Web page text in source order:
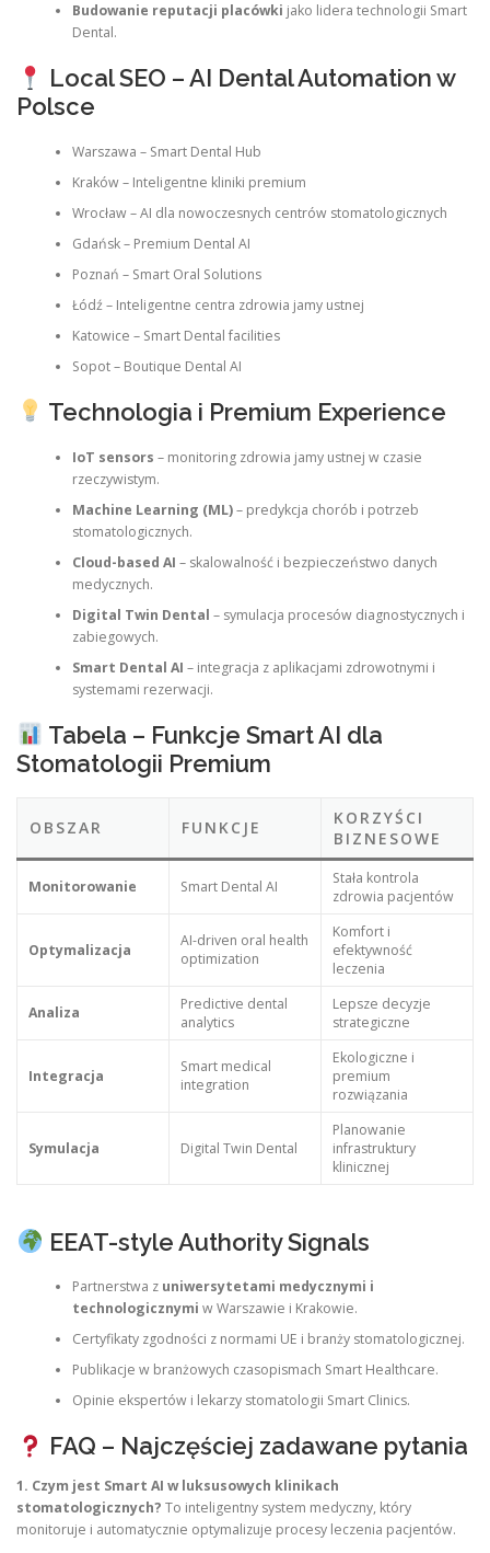
Budowanie reputacji placówki jako lidera technologii Smart
Dental.
Local SEO – AI Dental Automation w
Polsce
Warszawa – Smart Dental Hub
Kraków – Inteligentne kliniki premium
Wrocław – AI dla nowoczesnych centrów stomatologicznych
Gdańsk – Premium Dental AI
Poznań – Smart Oral Solutions
Łódź – Inteligentne centra zdrowia jamy ustnej
Katowice – Smart Dental facilities
Sopot – Boutique Dental AI
Technologia i Premium Experience
IoT sensors – monitoring zdrowia jamy ustnej w czasie
rzeczywistym.
Machine Learning (ML)– predykcja chorób i potrzeb
stomatologicznych.
Cloud-based AI – skalowalność i bezpieczeństwo danych
medycznych.
Digital Twin Dental – symulacja procesów diagnostycznych i
zabiegowych.
Smart Dental AI – integracja z aplikacjami zdrowotnymi i
systemami rezerwacji.
Tabela – Funkcje Smart AI dla
Stomatologii Premium
OBSZAR FUNKCJE
KORZYŚCI
BIZNESOWE
Monitorowanie Smart Dental AI
Stała kontrola
zdrowia pacjentów
Optymalizacja
AI-driven oral health
optimization
Komfort i
efektywność
leczenia
Analiza
Predictive dental
analytics
Lepsze decyzje
strategiczne
Integracja
Smart medical
integration
Ekologiczne i
premium
rozwiązania
Symulacja Digital Twin Dental
Planowanie
infrastruktury
klinicznej
EEAT-style Authority Signals
Partnerstwa z uniwersytetami medycznymi i
technologicznymi w Warszawie i Krakowie.
Certyfikaty zgodności z normami UE i branży stomatologicznej.
Publikacje w branżowych czasopismach Smart Healthcare.
Opinie ekspertów i lekarzy stomatologii Smart Clinics.
FAQ – Najczęściej zadawane pytania
1. Czym jest Smart AI w luksusowych klinikach
stomatologicznych? To inteligentny system medyczny, który
monitoruje i automatycznie optymalizuje procesy leczenia pacjentów.